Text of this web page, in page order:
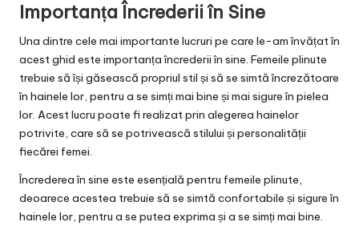
Importanța Încrederii în Sine
Una dintre cele mai importante lucruri pe care le-am învățat în
acest ghid este importanța încrederii în sine. Femeile plinute
trebuie să își găsească propriul stil și să se simtă încrezătoare
în hainele lor, pentru a se simți mai bine și mai sigure în pielea
lor. Acest lucru poate fi realizat prin alegerea hainelor
potrivite, care să se potrivească stilului și personalității
fiecărei femei.
Încrederea în sine este esențială pentru femeile plinute,
deoarece acestea trebuie să se simtă confortabile și sigure în
hainele lor, pentru a se putea exprima și a se simți mai bine.